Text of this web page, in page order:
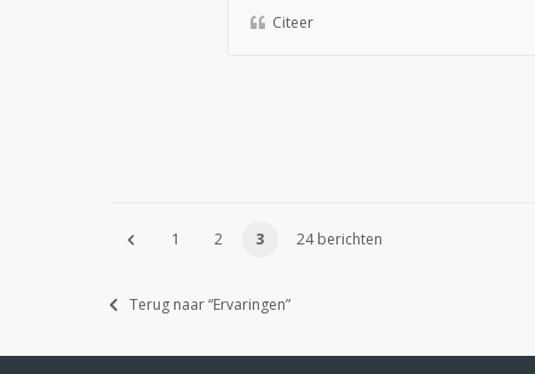
Citeer
1 2 3 24 berichten
Terug naar “Ervaringen”